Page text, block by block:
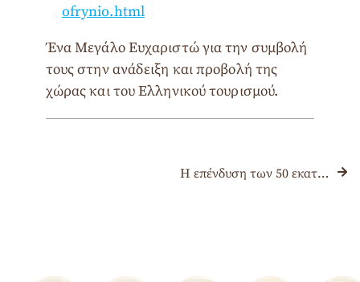
ofrynio.html
Ένα Μεγάλο Ευχαριστώ για την συμβολή
τους στην ανάδειξη και προβολή της
χώρας και του Ελληνικού τουρισμού.
Η επένδυση των 50 εκατ. ευρώ που θα κάνει την παραλία Οφρυνίου…γαλλική ριβιέρα!